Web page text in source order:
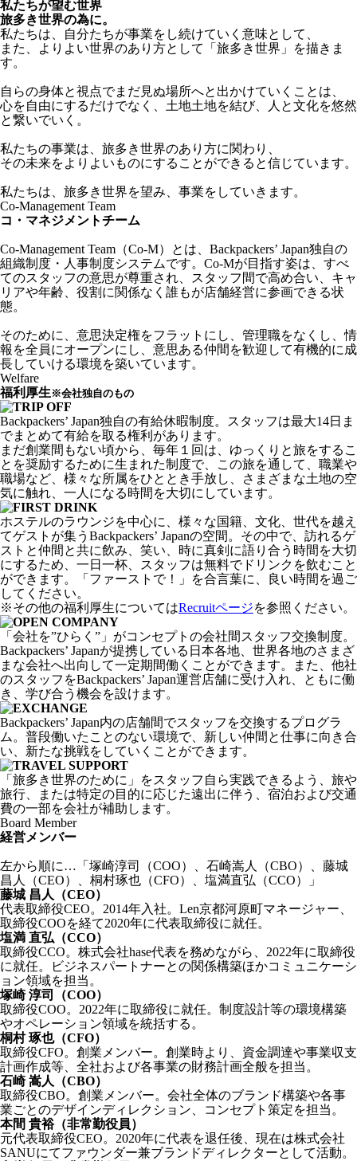
私たちが望む世界
旅多き世界の為に。
私たちは、自分たちが事業をし続けていく意味として、
また、よりよい世界のあり方として「旅多き世界」を描きま
す。
自らの身体と視点でまだ見ぬ場所へと出かけていくことは、
心を自由にするだけでなく、土地土地を結び、人と文化を悠然
と繋いでいく。
私たちの事業は、旅多き世界のあり方に関わり、
その未来をよりよいものにすることができると信じています。
私たちは、旅多き世界を望み、事業をしていきます。
Co-Management Team
コ・マネジメントチーム
Co-Management Team（Co-M）とは、Backpackers’ Japan独自の
組織制度・人事制度システムです。Co-Mが目指す姿は、すべ
てのスタッフの意思が尊重され、スタッフ間で高め合い、キャ
リアや年齢、役割に関係なく誰もが店舗経営に参画できる状
態。
そのために、意思決定権をフラットにし、管理職をなくし、情
報を全員にオープンにし、意思ある仲間を歓迎して有機的に成
長していける環境を築いています。
Welfare
福利厚生 ※会社独自のもの
Backpackers’ Japan独自の有給休暇制度。スタッフは最大14日ま
でまとめて有給を取る権利があります。
まだ創業間もない頃から、毎年１回は、ゆっくりと旅をするこ
とを奨励するために生まれた制度で、この旅を通して、職業や
職場など、様々な所属をひととき手放し、さまざまな土地の空
気に触れ、一人になる時間を大切にしています。
ホステルのラウンジを中心に、様々な国籍、文化、世代を越え
てゲストが集うBackpackersʼ Japanの空間。その中で、訪れるゲ
ストと仲間と共に飲み、笑い、時に真剣に語り合う時間を大切
にするため、一日一杯、スタッフは無料でドリンクを飲むこと
ができます。「ファーストで！」を合言葉に、良い時間を過ご
してください。
※その他の福利厚生についてはRecruitページを参照ください。
「会社を”ひらく”」がコンセプトの会社間スタッフ交換制度。
Backpackers’ Japanが提携している日本各地、世界各地のさまざ
まな会社へ出向して一定期間働くことができます。また、他社
のスタッフをBackpackers’ Japan運営店舗に受け入れ、ともに働
き、学び合う機会を設けます。
Backpackers’ Japan内の店舗間でスタッフを交換するプログラ
ム。普段働いたことのない環境で、新しい仲間と仕事に向き合
い、新たな挑戦をしていくことができます。
「旅多き世界のために」をスタッフ自ら実践できるよう、旅や
旅行、または特定の目的に応じた遠出に伴う、宿泊および交通
費の一部を会社が補助します。
Board Member
経営メンバー
左から順に…「塚崎淳司（COO）、石崎嵩人（CBO）、藤城
昌人（CEO）、桐村琢也（CFO）、塩満直弘（CCO）」
藤城 昌人（CEO）
代表取締役CEO。2014年入社。Len京都河原町マネージャー、
取締役COOを経て2020年に代表取締役に就任。
塩満 直弘（CCO）
取締役CCO。株式会社hase代表を務めながら、2022年に取締役
に就任。ビジネスパートナーとの関係構築ほかコミュニケーシ
ョン領域を担当。
塚崎 淳司（COO）
取締役COO。2022年に取締役に就任。制度設計等の環境構築
やオペレーション領域を統括する。
桐村 琢也（CFO）
取締役CFO。創業メンバー。創業時より、資金調達や事業収支
計画作成等、全社および各事業の財務計画全般を担当。
石崎 嵩人（CBO）
取締役CBO。創業メンバー。会社全体のブランド構築や各事
業ごとのデザインディレクション、コンセプト策定を担当。
本間 貴裕（非常勤役員）
元代表取締役CEO。2020年に代表を退任後、現在は株式会社
SANUにてファウンダー兼ブランドディレクターとして活動。